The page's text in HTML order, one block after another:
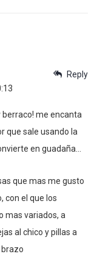
Reply
berraco! me encanta
que sale usando la
en guadaña…
que mas me gusto
con el que los
mas variados, a
al chico y pillas a